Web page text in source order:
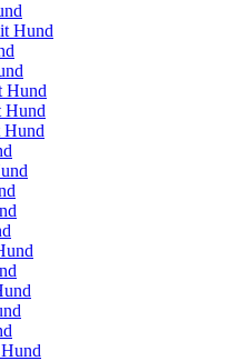
Hund
Hund
Hund
Hund